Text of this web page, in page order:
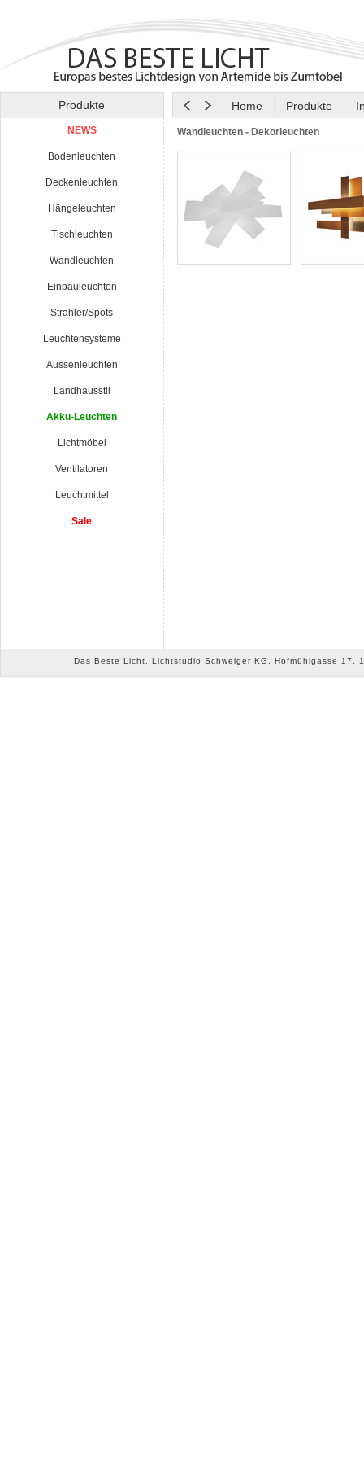
Produkte Home Produkte
NEWS
Bodenleuchten
Deckenleuchten
Hängeleuchten
Tischleuchten
Wandleuchten
Einbauleuchten
Strahler/Spots
Leuchtensysteme
Aussenleuchten
Landhausstil
Akku-Leuchten
Lichtmöbel
Ventilatoren
Leuchtmittel
Sale
Wandleuchten - Dekorleuchten
Das Beste Licht, Lichtstudio Schweiger KG, Hofmühlgasse